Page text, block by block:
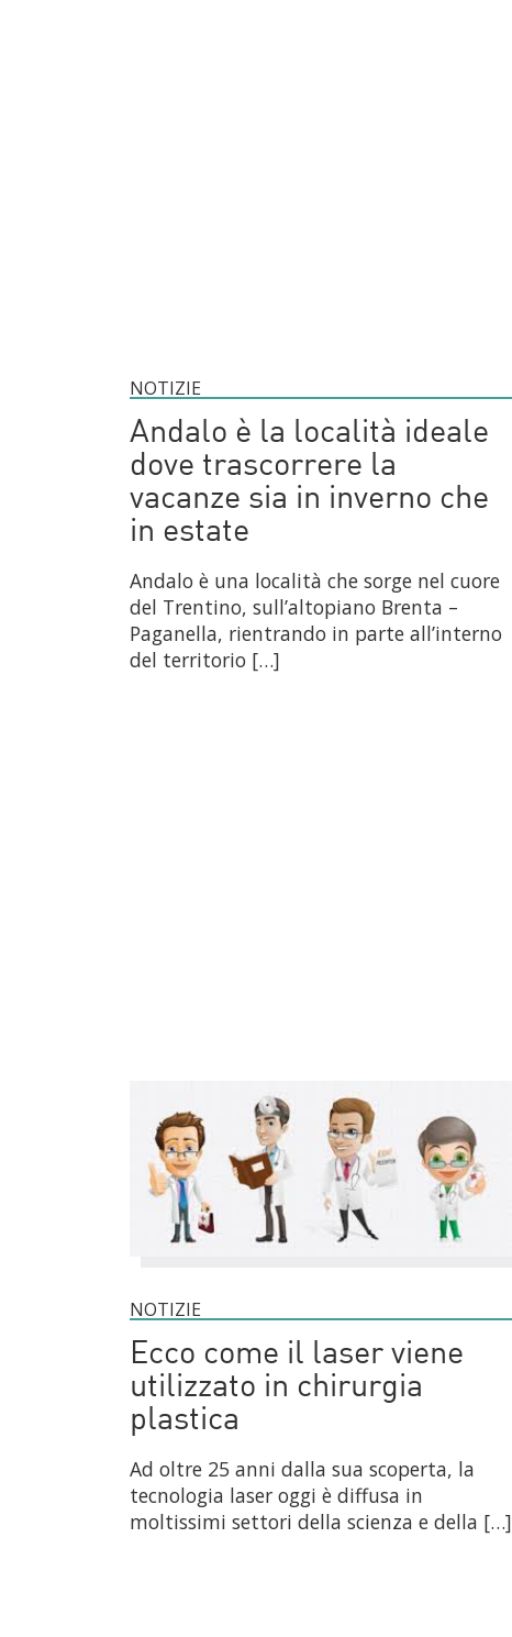
NOTIZIE
Andalo è la località ideale
dove trascorrere la
vacanze sia in inverno che
in estate
Andalo è una località che sorge nel cuore
del Trentino, sull’altopiano Brenta –
Paganella, rientrando in parte all’interno
del territorio […]
NOTIZIE
Ecco come il laser viene
utilizzato in chirurgia
plastica
Ad oltre 25 anni dalla sua scoperta, la
tecnologia laser oggi è diffusa in
moltissimi settori della scienza e della […]